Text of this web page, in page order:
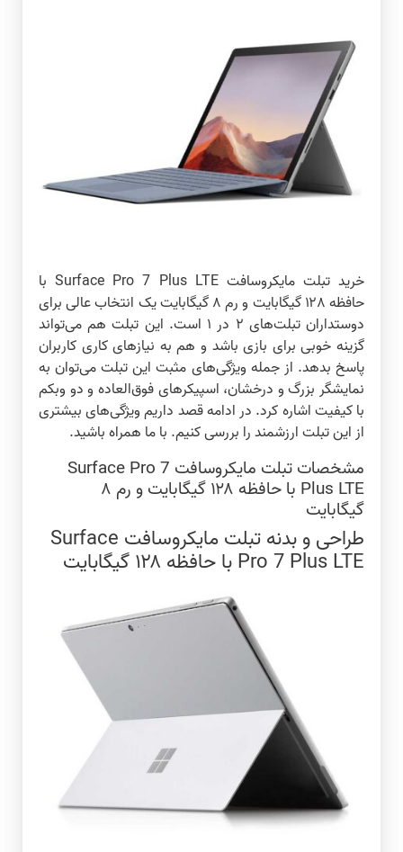
خرید تبلت مایکروسافت Surface Pro 7 Plus LTE با
حافظه ۱۲۸ گیگابایت و رم ۸ گیگابایت یک انتخاب عالی برای
دوستداران تبلت‌های ۲ در ۱ است. این تبلت هم می‌تواند
گزینه خوبی برای بازی باشد و هم به نیازهای کاری کاربران
پاسخ بدهد. از جمله ویژگی‌های مثبت این تبلت می‌توان به
نمایشگر بزرگ و درخشان، اسپیکرهای فوق‌العاده و دو وبکم
با کیفیت اشاره کرد. در ادامه قصد داریم ویژگی‌های بیشتری
از این تبلت ارزشمند را بررسی کنیم. با ما همراه باشید.
مشخصات تبلت مایکروسافت Surface Pro 7
Plus LTE با حافظه ۱۲۸ گیگابایت و رم ۸
گیگابایت
طراحی و بدنه تبلت مایکروسافت Surface
Pro 7 Plus LTE با حافظه ۱۲۸ گیگابایت